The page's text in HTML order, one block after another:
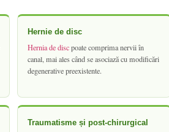
Hernie de disc
Hernia de discpoate comprima nervii în
canal, mai ales când se asociază cu modificări
degenerative preexistente.
Traumatisme și post-chirurgical